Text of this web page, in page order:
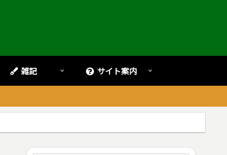
雑記 サイト案内